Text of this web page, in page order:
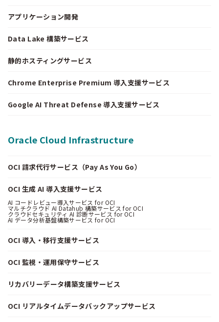
アプリケーション開発
Data Lake 構築サービス
静的ホスティングサービス
Chrome Enterprise Premium 導入支援サービス
Google AI Threat Defense 導入支援サービス
Oracle Cloud Infrastructure
OCI 請求代行サービス（Pay As You Go）
OCI 生成 AI 導入支援サービス
AI コードレビュー導入サービス for OCI
マルチクラウド AI Datahub 構築サービス for OCI
クラウドセキュリティ AI 診断サービス for OCI
AI データ分析基盤構築サービス for OCI
OCI 導入・移行支援サービス
OCI 監視・運用保守サービス
リカバリーデータ構築支援サービス
OCI リアルタイムデータバックアップサービス